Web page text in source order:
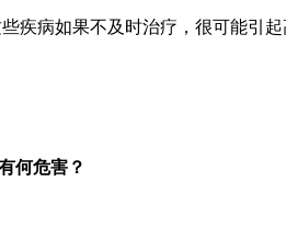
疾病如果不及时治疗，很可能引